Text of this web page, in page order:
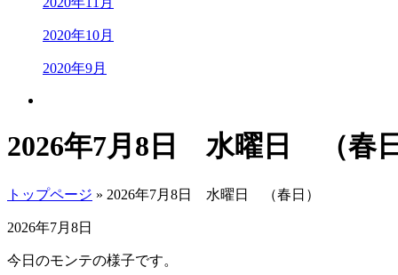
2020年10月
2020年9月
2026年7月8日 水曜日 （春
トップページ » 2026年7月8日 水曜日 （春日）
2026年7月8日
今日のモンテの様子です。